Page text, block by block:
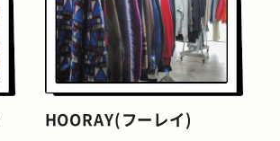
HOORAY(フーレイ)